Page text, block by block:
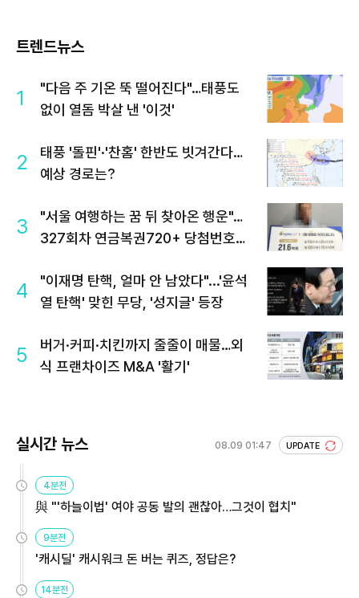
트렌드뉴스
1
"다음 주 기온 뚝 떨어진다"…태풍도
없이 열돔 박살 낸 '이것'
2
태풍 '돌핀'·'찬홈' 한반도 빗겨간다…
예상 경로는?
3
"서울 여행하는 꿈 뒤 찾아온 행운"…
327회차 연금복권720+ 당첨번호조
4
"이재명 탄핵, 얼마 안 남았다"...'윤석
열 탄핵' 맞힌 무당, '성지글' 등장
5
버거·커피·치킨까지 줄줄이 매물…외
식 프랜차이즈 M&A '활기'
실시간 뉴스 08.09 01:47 UPDATE
4분전
與 "'하늘이법' 여야 공동 발의 괜찮아…그것이 협치"
9분전
'캐시딜' 캐시워크 돈 버는 퀴즈, 정답은?
14분전